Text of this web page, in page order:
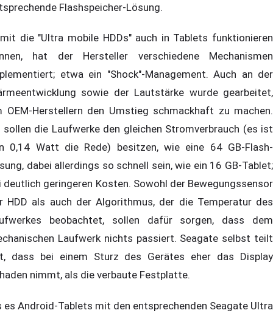
Flashspeicher-Lösung.
die "Ultra mobile HDDs" auch in Tablets funktionieren
hat der Hersteller verschiedene Mechanismen
etwa ein "Shock"-Management. Auch an der
sowie der Lautstärke wurde gearbeitet,
OEM-Herstellern den Umstieg schmackhaft zu machen.
sollen die Laufwerke den gleichen Stromverbrauch (es ist
0,14 Watt die Rede) besitzen, wie eine 64 GB-Flash-
dabei allerdings so schnell sein, wie ein 16 GB-Tablet;
deutlich geringeren Kosten. Sowohl der Bewegungssensor
HDD als auch der Algorithmus, der die Temperatur des
beobachtet, sollen dafür sorgen, dass dem
Laufwerk nichts passiert. Seagate selbst teilt
dass bei einem Sturz des Gerätes eher das Display
nimmt, als die verbaute Festplatte.
es Android-Tablets mit den entsprechenden Seagate Ultra